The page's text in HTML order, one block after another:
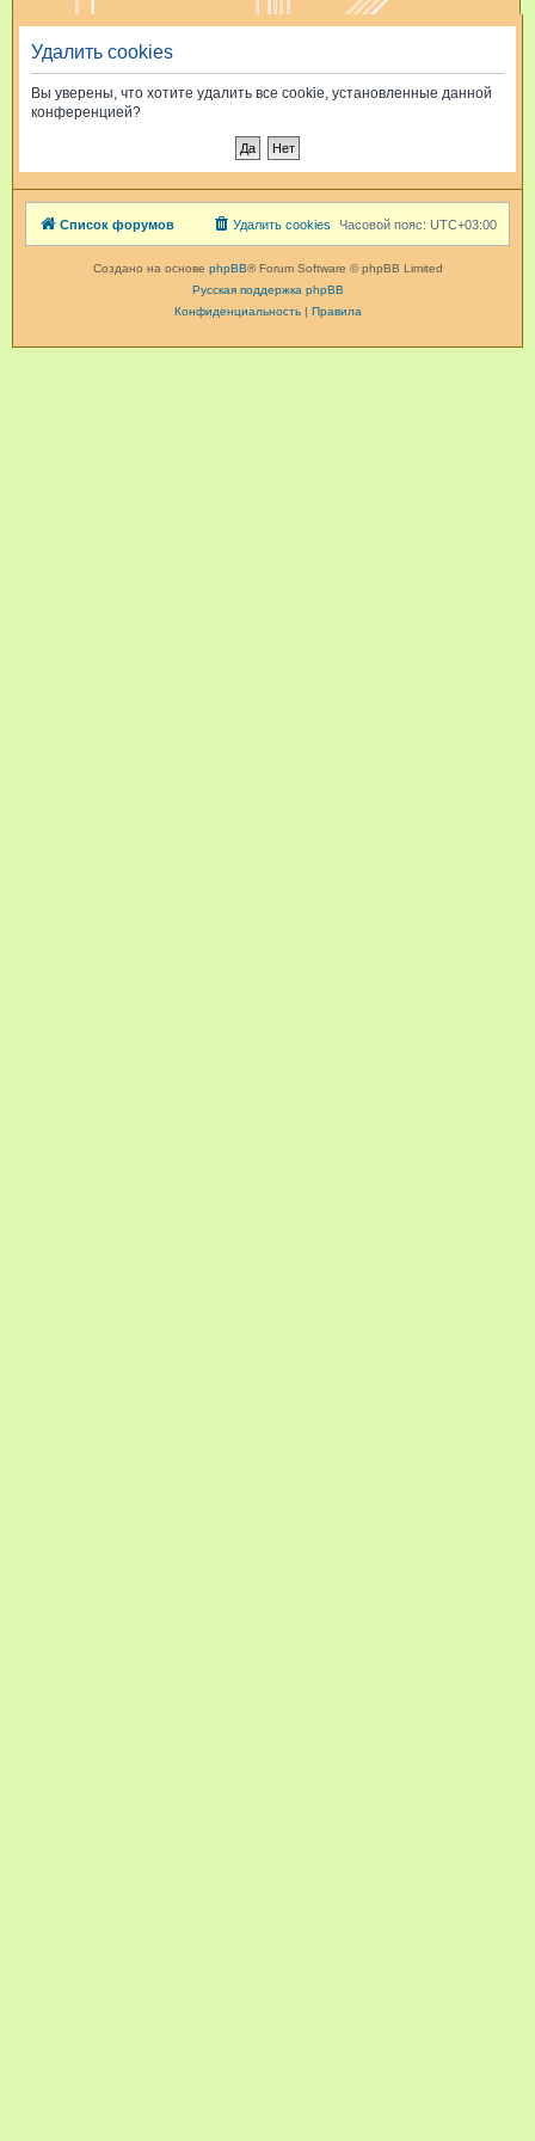
и
Удалить cookies
Вы уверены, что хотите удалить все cookie, установленные данной
конференцией?
Список форумов Часовой пояс: UTC+03:00
Удалить cookies
Создано на основе phpBB® Forum Software © phpBB Limited
Русская поддержка phpBB
Конфиденциальность| Правила